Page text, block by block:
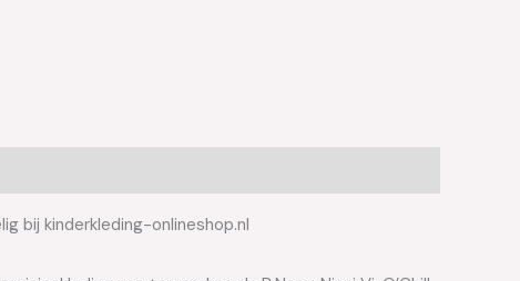
bij kinderkleding-onlineshop.nl